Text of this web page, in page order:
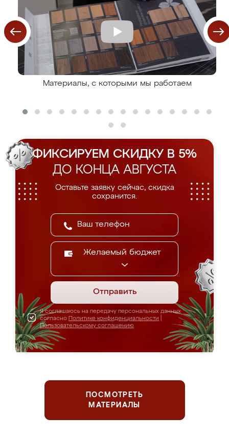
Материалы, с которыми мы работаем
ФИКСИРУЕМ СКИДКУ В 5%
ДО КОНЦА АВГУСТА
Оставьте заявку сейчас, скидка
сохранится.
Желаемый бюджет
Отправить
Я соглашаюсь на передачу персональных данных
согласно Политике конфиденциальности
Пользовательскому соглашению
ПОСМОТРЕТЬ
МАТЕРИАЛЫ